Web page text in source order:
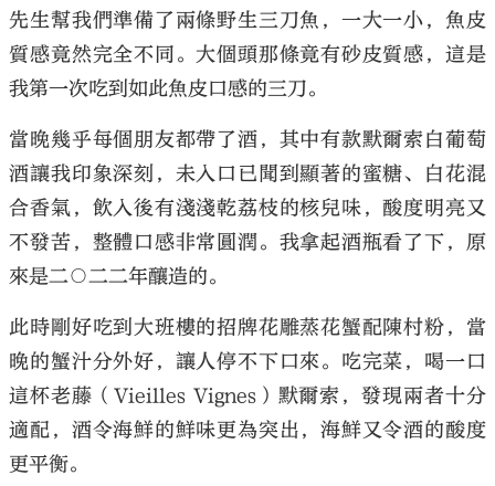
先生幫我們準備了兩條野生三刀魚，一大一小，魚皮
質感竟然完全不同。大個頭那條竟有砂皮質感，這是
我第一次吃到如此魚皮口感的三刀。
當晚幾乎每個朋友都帶了酒，其中有款默爾索白葡萄
酒讓我印象深刻，未入口已聞到顯著的蜜糖、白花混
合香氣，飲入後有淺淺乾荔枝的核兒味，酸度明亮又
不發苦，整體口感非常圓潤。我拿起酒瓶看了下，原
來是二○二二年釀造的。
此時剛好吃到大班樓的招牌花雕蒸花蟹配陳村粉，當
晚的蟹汁分外好，讓人停不下口來。吃完菜，喝一口
這杯老藤（Vieilles Vignes）默爾索，發現兩者十分
適配，酒令海鮮的鮮味更為突出，海鮮又令酒的酸度
更平衡。